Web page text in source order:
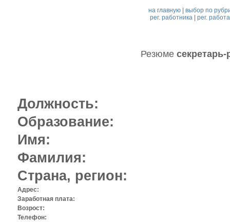
на главную |выбор по
рег. работника| рег.
Резюме
Должность:
Образование:
Имя:
Фамилия:
Страна, регион:
Адрес:
Заработная плата:
Возрост:
Телефон: